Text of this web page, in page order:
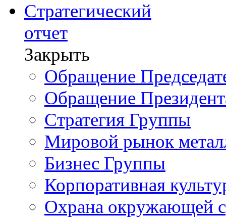
Стратегический
отчет
Закрыть
Обращение
Обращение
Стратегия Группы
Мировой рынок
Бизнес Группы
Корпоративная
Охрана окружающей